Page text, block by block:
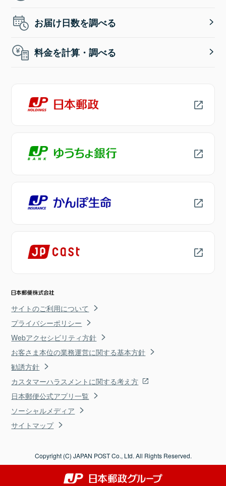
お届け日数を調べる
料金を計算・調べる
サイトのご利用について
プライバシーポリシー
Webアクセシビリティ方針
お客さま本位の業務運営に関する基本方針
勧誘方針
カスタマーハラスメントに関する考え方
日本郵便公式アプリ一覧
ソーシャルメディア
サイトマップ
Copyright (C) JAPAN POST Co., Ltd. All Rights Reserved.